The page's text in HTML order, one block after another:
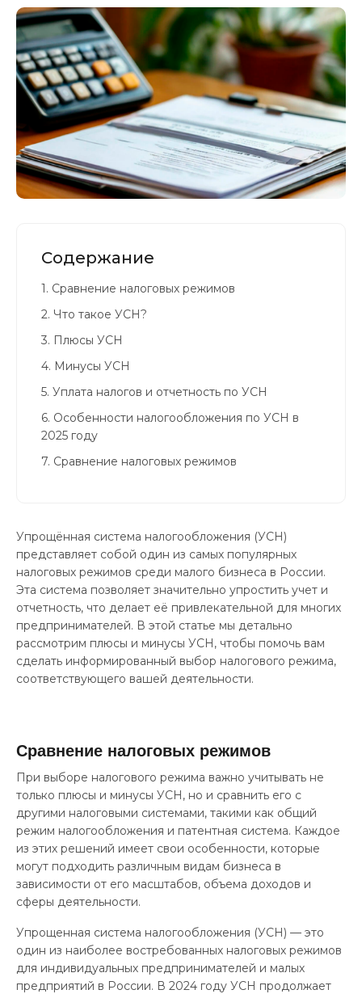
Содержание
1. Сравнение налоговых режимов
2. Что такое УСН?
3. Плюсы УСН
4. Минусы УСН
5. Уплата налогов и отчетность по УСН
6. Особенности налогообложения по УСН в
2025 году
7. Сравнение налоговых режимов
Упрощённая система налогообложения (УСН)
представляет собой один из самых популярных
налоговых режимов среди малого бизнеса в России.
Эта система позволяет значительно упростить учет и
отчетность, что делает её привлекательной для многих
предпринимателей. В этой статье мы детально
рассмотрим плюсы и минусы УСН, чтобы помочь вам
сделать информированный выбор налогового режима,
соответствующего вашей деятельности.
Сравнение налоговых режимов
При выборе налогового режима важно учитывать не
только плюсы и минусы УСН, но и сравнить его с
другими налоговыми системами, такими как общий
режим налогообложения и патентная система. Каждое
из этих решений имеет свои особенности, которые
могут подходить различным видам бизнеса в
зависимости от его масштабов, объема доходов и
сферы деятельности.
Упрощенная система налогообложения (УСН) — это
один из наиболее востребованных налоговых режимов
для индивидуальных предпринимателей и малых
предприятий в России. В 2024 году УСН продолжает